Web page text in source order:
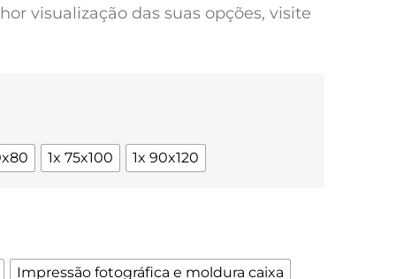
visualização das suas opções, visite
1x 75x100 1x 90x120
Impressão fotográfica e moldura caixa